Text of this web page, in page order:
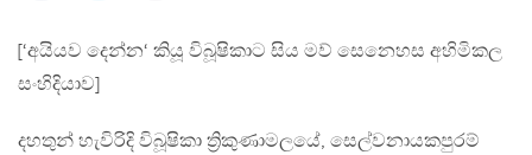
[‘අයියව දෙන්න‘ කියූ විබූෂිකාට සිය මව් සෙනෙහස අහිමිකල
සංහිදියාව]
දහතුන් හැවිරිදි විබූෂිකා ත්‍රිකුණාමලයේ, සෙල්වනායකපුරම්